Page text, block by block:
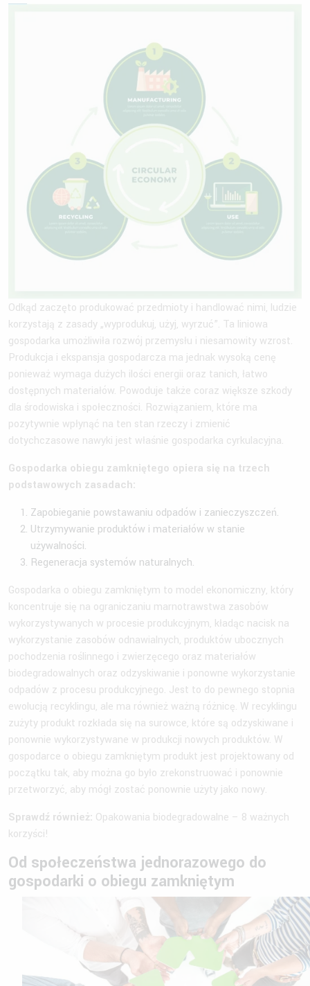
Odkąd zaczęto produkować przedmioty i handlować nimi, ludzie
korzystają z zasady „wyprodukuj, użyj, wyrzuć”. Ta liniowa
gospodarka umożliwiła rozwój przemysłu i niesamowity wzrost.
Produkcja i ekspansja gospodarcza ma jednak wysoką cenę
ponieważ wymaga dużych ilości energii oraz tanich, łatwo
dostępnych materiałów. Powoduje także coraz większe szkody
dla środowiska i społeczności. Rozwiązaniem, które ma
pozytywnie wpłynąć na ten stan rzeczy i zmienić
dotychczasowe nawyki jest właśnie gospodarka cyrkulacyjna.
Gospodarka obiegu zamkniętego opiera się na trzech
podstawowych zasadach:
Zapobieganie powstawaniu odpadów i zanieczyszczeń.
Utrzymywanie produktów i materiałów w stanie
używalności.
Regeneracja systemów naturalnych.
Gospodarka o obiegu zamkniętym to model ekonomiczny, który
koncentruje się na ograniczaniu marnotrawstwa zasobów
wykorzystywanych w procesie produkcyjnym, kładąc nacisk na
wykorzystanie zasobów odnawialnych, produktów ubocznych
pochodzenia roślinnego i zwierzęcego oraz materiałów
biodegradowalnych oraz odzyskiwanie i ponowne wykorzystanie
odpadów z procesu produkcyjnego. Jest to do pewnego stopnia
ewolucją recyklingu, ale ma również ważną różnicę. W recyklingu
zużyty produkt rozkłada się na surowce, które są odzyskiwane i
ponownie wykorzystywane w produkcji nowych produktów. W
gospodarce o obiegu zamkniętym produkt jest projektowany od
początku tak, aby można go było zrekonstruować i ponownie
przetworzyć, aby mógł zostać ponownie użyty jako nowy.
Sprawdź również: Opakowania biodegradowalne – 8 ważnych
korzyści!
Od społeczeństwa jednorazowego do
gospodarki o obiegu zamkniętym